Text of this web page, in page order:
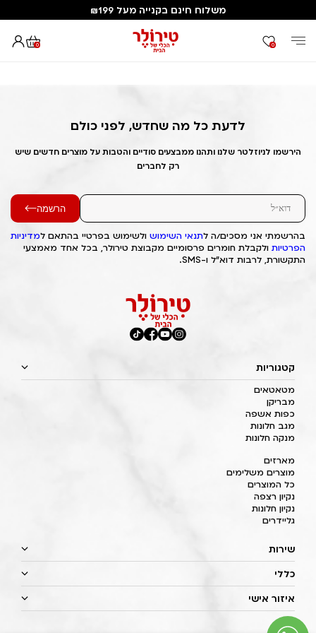
משלוח חינם בקנייה מעל ₪199
0 0
דף הבית Out of Stock Alert 2025/06/15 1749982225
לדעת כל מה שחדש, לפני כולם
הירשמו לניוזלטר שלנו ותהנו ממבצעים סודיים והטבות על מוצרים חדשים שיש
רק לחברים
הרשמה
בהרשמתי אני מסכים/ה לתנאי השימוש ולשימוש בפרטיי בהתאם למדיניות
הפרטיות ולקבלת חומרים פרסומיים מקבוצת טירולר, בכל אחד מאמצעי
התקשורת, לרבות דוא"ל ו-SMS.
קטגוריות
מטאטאים
מבריקן
כפות אשפה
מגב חלונות
מנקה חלונות
מארזים
מוצרים משלימים
כל המוצרים
נקיון רצפה
נקיון חלונות
גליידרים
שירות
כללי
איזור אישי